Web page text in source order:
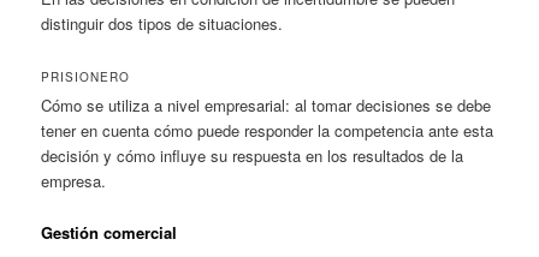
distinguir dos tipos de situaciones.
PRISIONERO
Cómo se utiliza a nivel empresarial: al tomar decisiones se debe
tener en cuenta cómo puede responder la competencia ante esta
decisión y cómo influye su respuesta en los resultados de la
empresa.
Gestión comercial